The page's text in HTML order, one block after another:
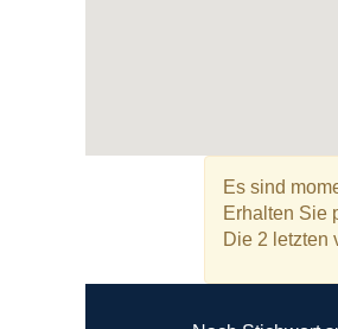
Es sind
Erhalten Sie
Die 2 letzten